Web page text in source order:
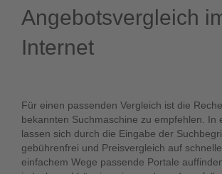
Angebotsvergleich
Internet
Für einen passenden Vergleich ist die
bekannten Suchmaschine zu empfehlen. In
lassen sich durch die Eingabe der
gebührenfrei und Preisvergleich auf
einfachem Wege passende Portale